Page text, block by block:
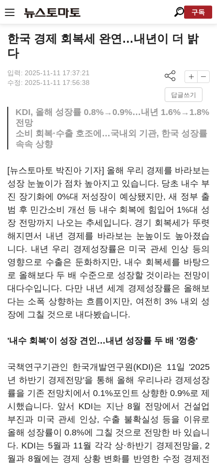
구독
한국 경제 회복세 완연…내년이 더 밝
다
입력: 2025-11-11 17:37:21
수정: 2025-11-11 17:56:38
답글쓰기
KDI, 올해 성장률 0.8%→0.9%…내년 1.6%→1.8%
전망
소비 회복·수출 호조에…국내외 기관, 한국 성장률
속속 상향
[뉴스토마토 박진아 기자] 올해 우리 경제를 바라보는
성장 눈높이가 점차 높아지고 있습니다. 당초 내수 부
진 장기화에 0%대 저성장이 예상됐지만, 새 정부 출
범 후 민간소비 개선 등 내수 회복에 힘입어 1%대 성
장 전망까지 나오는 추세입니다. 경기 회복세가 뚜렷
해지면서 내년 경제를 바라보는 눈높이도 높아졌습
니다. 내년 우리 경제성장률은 미국 관세 인상 등의
영향으로 수출은 둔화하지만, 내수 회복세를 바탕으
로 올해보다 두 배 수준으로 성장할 것이라는 전망이
대다수입니다. 다만 내년 세계 경제성장률은 올해보
다는 소폭 상향하는 흐름이지만, 여전히 3% 내외 성
장에 그칠 것으로 내다봤습니다.
'내수 회복'이 성장 견인…내년 성장률 두 배 '껑충'
국책연구기관인 한국개발연구원(KDI)은 11일 '2025
년 하반기 경제전망'을 통해 올해 우리나라 경제성장
률을 기존 전망치에서 0.1%포인트 상향한 0.9%로 제
시했습니다. 앞서 KDI는 지난 8월 전망에서 건설업
부진과 미국 관세 인상, 수출 불확실성 등을 이유로
올해 성장률이 0.8%에 그칠 것으로 전망한 바 있습니
다. KDI는 5월과 11월 각각 상·하반기 경제전망을, 2
월과 8월에는 경제 상황 변화를 반영한 수정 경제전